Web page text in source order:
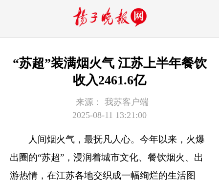
“苏超”装满烟火气 江苏上半年餐饮
收入2461.6亿
来源：
我苏客户端
2025-08-11 13:21:00
人间烟火气，最抚凡人心。今年以来，火爆
出圈的“苏超”，浸润着城市文化、餐饮烟火、出
游热情，在江苏各地交织成一幅绚烂的生活图